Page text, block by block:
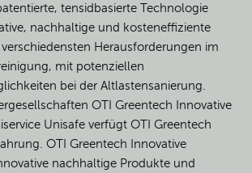
tensidbasierte Technologie
nachhaltige und kosteneffiziente
Herausforderungen im
mit potenziellen
bei der Altlastensanierung.
OTI Greentech Innovative
Unisafe verfügt OTI Greentech
OTI Greentech Innovative
nachhaltige Produkte und